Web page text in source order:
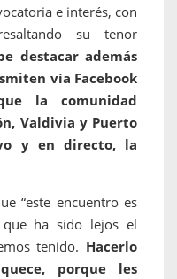
e interés, con
su tenor
destacar además
vía Facebook
la comunidad
Valdivia y Puerto
y en directo, la
“este encuentro es
que ha sido lejos el
tenido. Hacerlo
porque les